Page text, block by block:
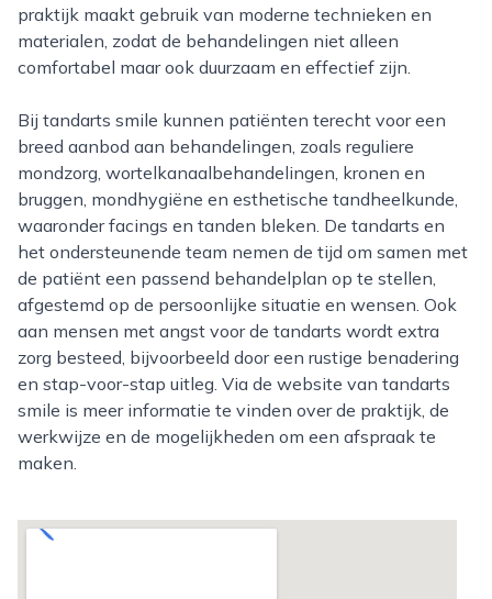
praktijk maakt gebruik van moderne technieken en
materialen, zodat de behandelingen niet alleen
comfortabel maar ook duurzaam en effectief zijn.
Bij tandarts smile kunnen patiënten terecht voor een
breed aanbod aan behandelingen, zoals reguliere
mondzorg, wortelkanaalbehandelingen, kronen en
bruggen, mondhygiëne en esthetische tandheelkunde,
waaronder facings en tanden bleken. De tandarts en
het ondersteunende team nemen de tijd om samen met
de patiënt een passend behandelplan op te stellen,
afgestemd op de persoonlijke situatie en wensen. Ook
aan mensen met angst voor de tandarts wordt extra
zorg besteed, bijvoorbeeld door een rustige benadering
en stap-voor-stap uitleg. Via de website van tandarts
smile is meer informatie te vinden over de praktijk, de
werkwijze en de mogelijkheden om een afspraak te
maken.